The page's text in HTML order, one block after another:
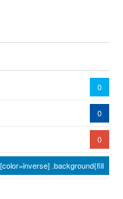
0
0
0
.background{fill